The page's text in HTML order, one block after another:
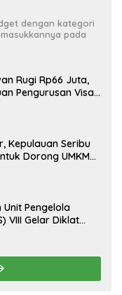
dengan kategori
pada
Rugi Rp66 Juta,
Pengurusan Visa
Kepulauan Seribu
Dorong UMKM
Pengelola
VIII Gelar Diklat
Metro Jaya*